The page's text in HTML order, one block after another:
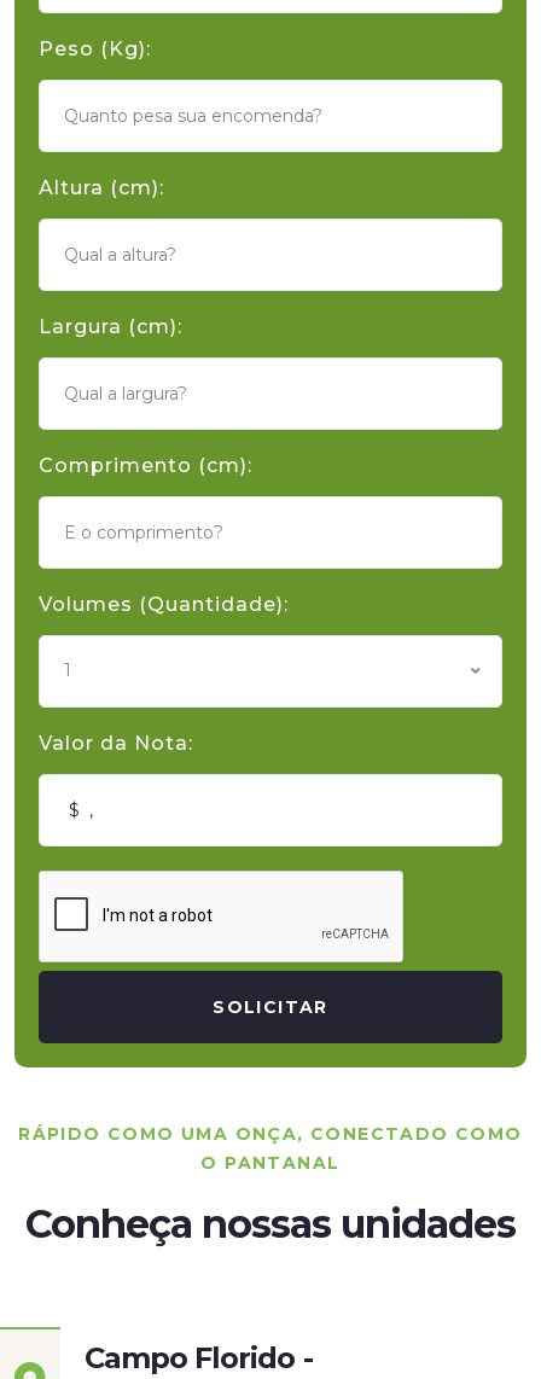
Peso (Kg):
Altura (cm):
Largura (cm):
Comprimento (cm):
Volumes (Quantidade):
1
Valor da Nota:
SOLICITAR
RÁPIDO COMO UMA ONÇA, CONECTADO COMO
O PANTANAL
Conheça nossas unidades
Campo Florido -